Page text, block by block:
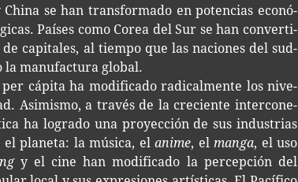
China se han trans­for­ma­do en poten­cias eco­nó­
Paí­ses como Corea del Sur se han con­ver­ti­
capi­ta­les, al tiem­po que las nacio­nes del sud­
la manu­fac­tu­ra global.
cápi­ta ha modi­fi­ca­do radi­cal­men­te los nive­
Asi­mis­mo, a tra­vés de la cre­cien­te inter­co­ne­
ha logra­do una pro­yec­ción de sus indus­trias
el pla­ne­ta: la músi­ca, elanime, elmanga, el uso
y el cine han modi­fi­ca­do la per­cep­ción del